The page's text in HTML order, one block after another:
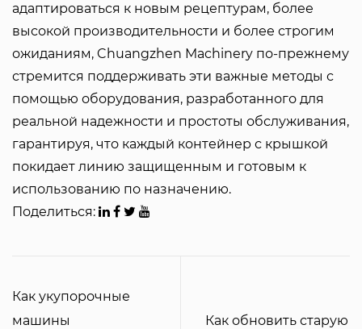
адаптироваться к новым рецептурам, более
высокой производительности и более строгим
ожиданиям, Chuangzhen Machinery по-прежнему
стремится поддерживать эти важные методы с
помощью оборудования, разработанного для
реальной надежности и простоты обслуживания,
гарантируя, что каждый контейнер с крышкой
покидает линию защищенным и готовым к
использованию по назначению.
Поделиться:
Как укупорочные
машины
Как обновить старую